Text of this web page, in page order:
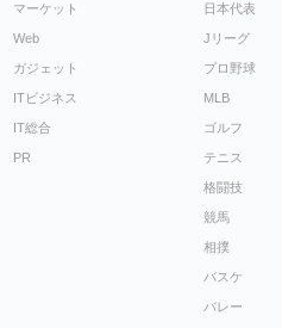
マーケット
Web
ガジェット
ITビジネス
IT総合
PR
日本代表
Jリーグ
プロ野球
MLB
ゴルフ
テニス
格闘技
競馬
相撲
バスケ
バレー